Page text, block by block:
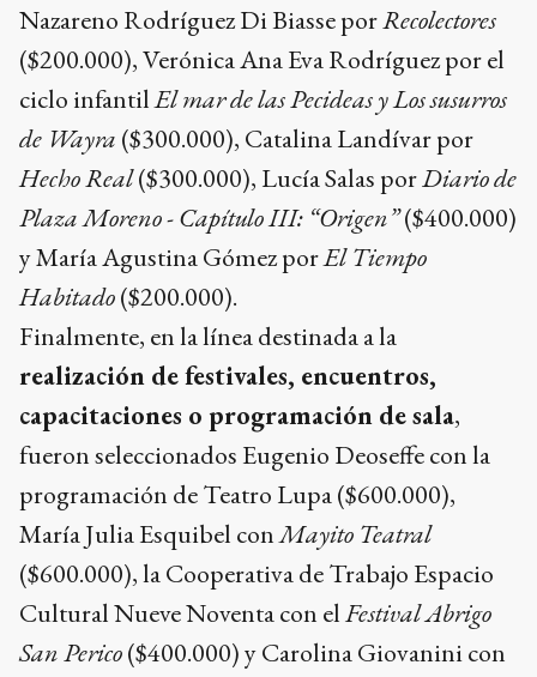
Nazareno Rodríguez Di Biasse porRecolectores
($200.000), Verónica Ana Eva Rodríguez por el
ciclo infantilEl mar de las Pecideas y Los susurros
de Wayra ($300.000), Catalina Landívar por
Hecho Real($300.000), Lucía Salas porDiario de
Plaza Moreno - Capítulo III: “Origen”($400.000)
y María Agustina Gómez porEl Tiempo
Habitado($200.000).
Finalmente, en la línea destinada a la
realización de festivales, encuentros,
capacitaciones o programación de sala,
fueron seleccionados Eugenio Deoseffe con la
programación de Teatro Lupa ($600.000),
María Julia Esquibel conMayito Teatral
($600.000), la Cooperativa de Trabajo Espacio
Cultural Nueve Noventa con elFestival Abrigo
San Perico($400.000) y Carolina Giovanini con